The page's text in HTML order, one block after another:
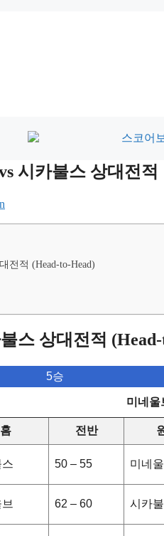
시카불스 상대전
전적 (Head-to-Head)
스 상대전적
5승
미네울
홈 전반
50 – 55 미네
62 – 60 시카